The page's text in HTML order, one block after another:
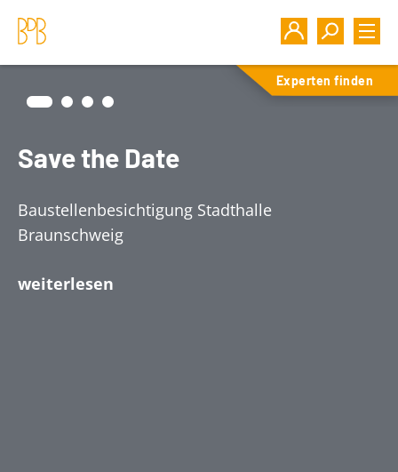
Experten finden
Save the Date
Baustellenbesichtigung Stadthalle
Braunschweig
weiterlesen